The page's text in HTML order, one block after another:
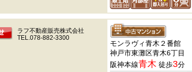
ラフ不動産販売株式会社
TEL.078-882-3300
モンラヴィ青木２番館
神戸市東灘区青木6丁目
阪神本線青木 徒歩3分